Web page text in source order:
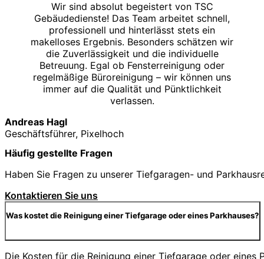
Wir sind absolut begeistert von TSC
Gebäudedienste! Das Team arbeitet schnell,
professionell und hinterlässt stets ein
makelloses Ergebnis. Besonders schätzen wir
die Zuverlässigkeit und die individuelle
Betreuung. Egal ob Fensterreinigung oder
regelmäßige Büroreinigung – wir können uns
immer auf die Qualität und Pünktlichkeit
verlassen.
Andreas Hagl
Geschäftsführer, Pixelhoch
Häufig gestellte Fragen
Haben Sie Fragen zu unserer Tiefgaragen- und
Kontaktieren Sie uns
Was kostet die Reinigung einer Tiefgarage oder eines Parkhauses?
Die Kosten für die Reinigung einer Tiefgarage oder